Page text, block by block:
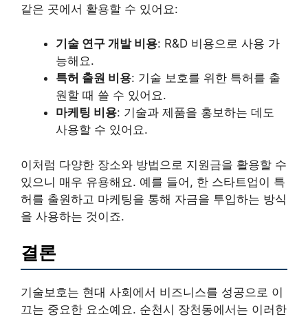
같은 곳에서 활용할 수 있어요:
기술 연구 개발 비용: R&D 비용으로 사용 가
능해요.
특허 출원 비용: 기술 보호를 위한 특허를 출
원할 때 쓸 수 있어요.
마케팅 비용: 기술과 제품을 홍보하는 데도
사용할 수 있어요.
이처럼 다양한 장소와 방법으로 지원금을 활용할 수
있으니 매우 유용해요. 예를 들어, 한 스타트업이 특
허를 출원하고 마케팅을 통해 자금을 투입하는 방식
을 사용하는 것이죠.
결론
기술보호는 현대 사회에서 비즈니스를 성공으로 이
끄는 중요한 요소예요. 순천시 장천동에서는 이러한